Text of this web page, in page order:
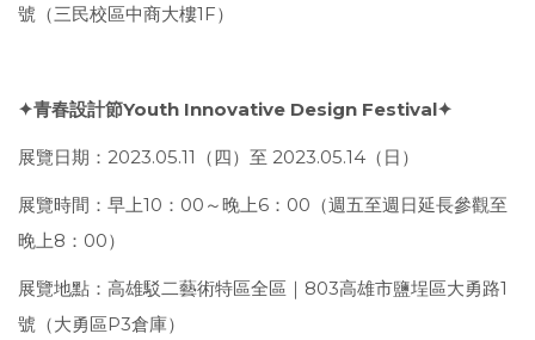
號（三民校區中商大樓1F）
✦青春設計節Youth Innovative Design Festival✦
展覽日期：2023.05.11（四）至 2023.05.14（日）
展覽時間：早上10：00～晚上6：00（週五至週日延長參觀至
晚上8：00）
展覽地點：高雄駁二藝術特區全區｜803高雄市鹽埕區大勇路1
號（大勇區P3倉庫）